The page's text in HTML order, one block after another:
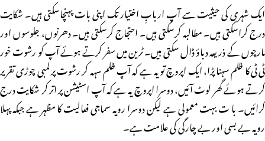
ایک شہری کی حیثیت سے آپ اربابِ اختیار تک اپنی بات پہنچاسکتی ہیں۔ شکایت
درج کراسکتی ہیں۔ مطالبہ کرسکتی ہیں۔ احتجاج کرسکتی ہیں۔ دھرنوں، جلوسوں اور
مارچوں کے ذریعہ دباؤ ڈال سکتی ہیں۔ ٹرین میں سفر کرتے ہوئے آپ کو رشوت خور
ٹی ٹی کا ظلم سہنا پڑا، ایک اپروچ تو یہ ہے کہ آپ ظلم سہہ کر رشوت پر لمبی چوڑی تقریر
کرتے ہوئے گھر لوٹ آئیں، دوسرا اپروچ یہ ہے کہ آپ اسٹیشن پر اتر کر شکایت درج
کرائیں۔ با ت بہت معمولی ہے لیکن دوسرا رویہ سماجی فعالیت کا مظہر ہے جبکہ پہلا
رویہ بے بسی اور بے چارگی کی علامت ہے۔